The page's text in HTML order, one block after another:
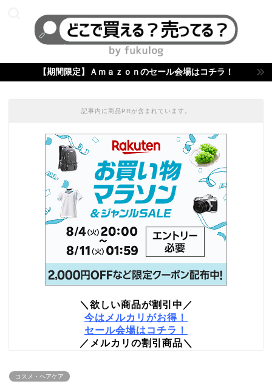
【期間限定】Ａｍａｚｏｎのセール会場はコチラ！
記事内に商品PRが含まれています。
＼欲しい商品が割引中／
今はメルカリがお得！
セール会場はコチラ！
／メルカリの割引商品＼
コスメ・ヘアケア